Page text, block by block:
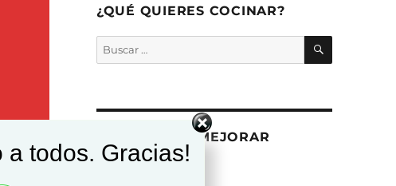
¿QUÉ QUIERES COCINAR?
Buscar
por:
BUSCAR
AYÚDANOS A MEJORAR
todos. Gracias!